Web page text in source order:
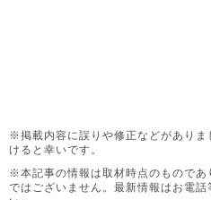
※掲載内容に誤りや修正などがありま
けると幸いです。
※本記事の情報は取材時点のものであ
ではございません。 最新情報はお電話